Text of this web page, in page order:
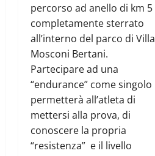
percorso ad anello di km 5
completamente sterrato
all’interno del parco di Villa
Mosconi Bertani.
Partecipare ad una
“endurance” come singolo
permetterà all’atleta di
mettersi alla prova, di
conoscere la propria
“resistenza” e il livello